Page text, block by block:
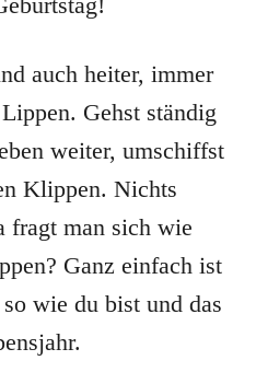
auch heiter, immer
Gehst ständig
weiter, umschiffst
Klippen. Nichts
fragt man sich wie
Ganz einfach ist
wie du bist und das